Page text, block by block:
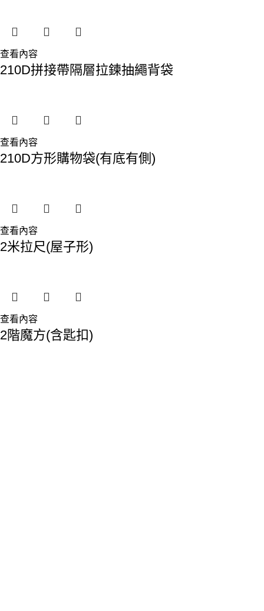
查看內容
210D拼接帶隔層拉鍊抽繩背袋
查看內容
210D方形購物袋(有底有側)
查看內容
2米拉尺(屋子形)
查看內容
2階魔方(含匙扣)